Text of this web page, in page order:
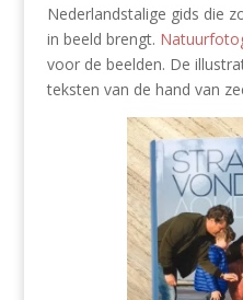
Nederlandstalige gids die
in beeld brengt.
voor de beelden. De
teksten van de hand van